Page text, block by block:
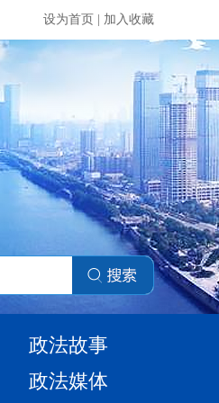
设为首页 加入收藏
政法故事
政法媒体